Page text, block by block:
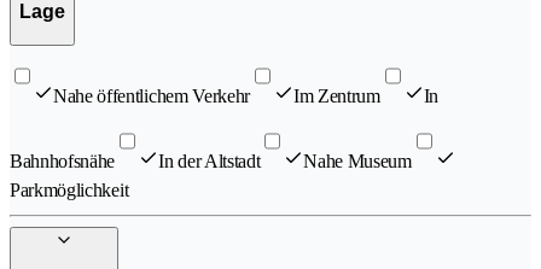
Lage
Nahe öffentlichem Verkehr Im Zentrum In
Bahnhofsnähe In der Altstadt
Nahe Museum
Parkmöglichkeit